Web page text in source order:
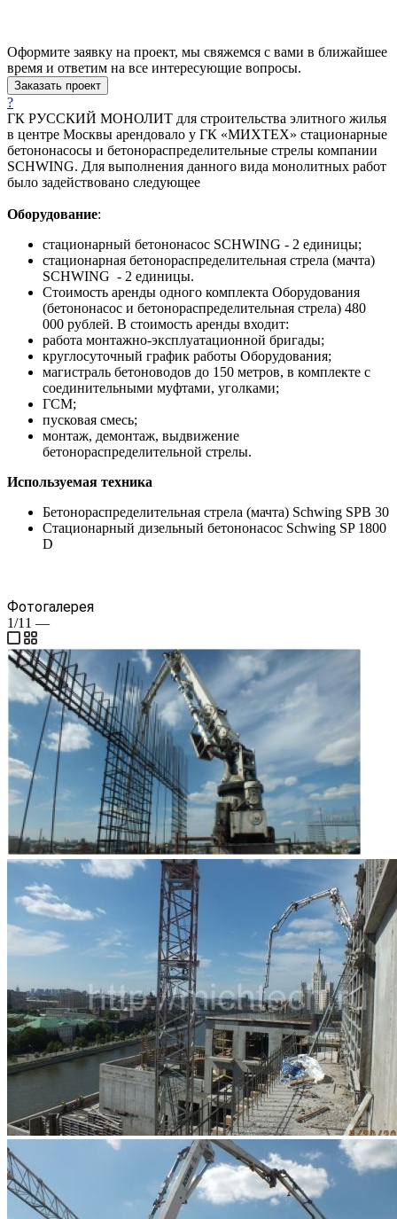
Оформите заявку на проект, мы свяжемся с вами в ближайшее
время и ответим на все интересующие вопросы.
Заказать проект
?
ГК РУССКИЙ МОНОЛИТ для строительства элитного жилья
в центре Москвы арендовало у ГК «МИХТЕХ» стационарные
бетононасосы и бетонораспределительные стрелы компании
SCHWING. Для выполнения данного вида монолитных работ
было задействовано следующее
Оборудование:
стационарный бетононасос SCHWING - 2 единицы;
стационарная бетонораспределительная стрела (мачта)
SCHWING - 2 единицы.
Стоимость аренды одного комплекта Оборудования
(бетононасос и бетонораспределительная стрела) 480
000 рублей. В стоимость аренды входит:
работа монтажно-эксплуатационной бригады;
круглосуточный график работы Оборудования;
магистраль бетоноводов до 150 метров, в комплекте с
соединительными муфтами, уголками;
ГСМ;
пусковая смесь;
монтаж, демонтаж, выдвижение
бетонораспределительной стрелы.
Используемая техника
Бетонораспределительная стрела (мачта) Schwing SPB 30
Стационарный дизельный бетононасос Schwing SP 1800
D
Фотогалерея
1/11 —